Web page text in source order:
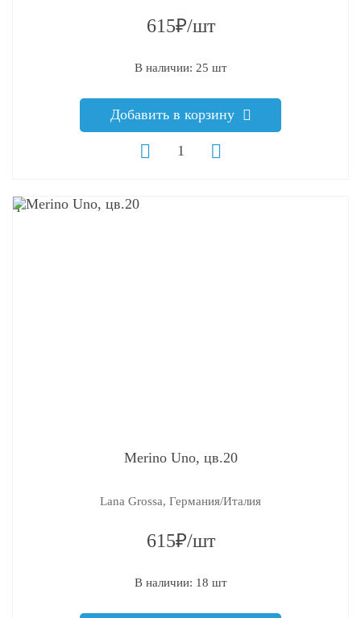
615₽/шт
В наличии: 25 шт
Добавить в корзину
q
Merino Uno, цв.20
Lana Grossa, Германия/Италия
615₽/шт
В наличии: 18 шт